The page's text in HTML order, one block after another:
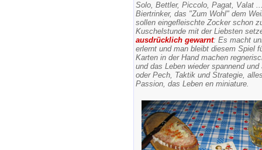
Solo, Bettler, Piccolo, Pagat, Valat
Biertrinker, das "Zum Wohl" dem
sollen eingefleischte Zocker schon
Kuschelstunde mit der Liebsten
ausdrücklich gewarnt: Es macht
erlernt und man bleibt diesem Spiel
Karten in der Hand machen
und das Leben wieder spannend
oder Pech, Taktik und Strategie,
Passion, das Leben en miniature.